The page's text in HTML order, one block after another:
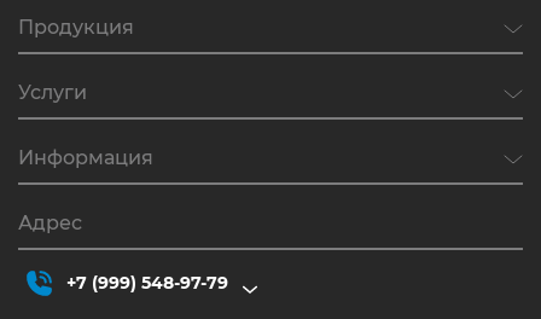
Продукция
Услуги
Информация
Адрес
+7 (999) 548-97-79